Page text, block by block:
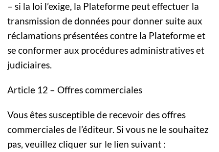
– si la loi l’exige, la Plateforme peut effectuer la
transmission de données pour donner suite aux
réclamations présentées contre la Plateforme et
se conformer aux procédures administratives et
judiciaires.
Article 12 – Offres commerciales
Vous êtes susceptible de recevoir des offres
commerciales de l’éditeur. Si vous ne le souhaitez
pas, veuillez cliquer sur le lien suivant :